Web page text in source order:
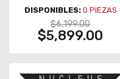
integrados
DISPONIBLES: 0 PIEZAS
$6,199.00
$5,899.00